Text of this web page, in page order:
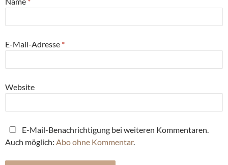
E-Mail-Adresse *
Website
E-Mail-Benachrichtigung bei weiteren Kommentaren.
Auch möglich: Abo ohne Kommentar.